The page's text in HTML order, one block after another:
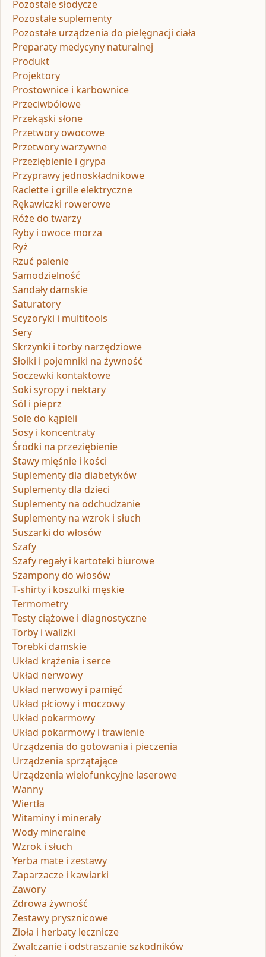
Pozostałe słodycze
Pozostałe suplementy
Pozostałe urządzenia do pielęgnacji ciała
Preparaty medycyny naturalnej
Produkt
Projektory
Prostownice i karbownice
Przeciwbólowe
Przekąski słone
Przetwory owocowe
Przetwory warzywne
Przeziębienie i grypa
Przyprawy jednoskładnikowe
Raclette i grille elektryczne
Rękawiczki rowerowe
Róże do twarzy
Ryby i owoce morza
Ryż
Rzuć palenie
Samodzielność
Sandały damskie
Saturatory
Scyzoryki i multitools
Sery
Skrzynki i torby narzędziowe
Słoiki i pojemniki na żywność
Soczewki kontaktowe
Soki syropy i nektary
Sól i pieprz
Sole do kąpieli
Sosy i koncentraty
Środki na przeziębienie
Stawy mięśnie i kości
Suplementy dla diabetyków
Suplementy dla dzieci
Suplementy na odchudzanie
Suplementy na wzrok i słuch
Suszarki do włosów
Szafy
Szafy regały i kartoteki biurowe
Szampony do włosów
T-shirty i koszulki męskie
Termometry
Testy ciążowe i diagnostyczne
Torby i walizki
Torebki damskie
Układ krążenia i serce
Układ nerwowy
Układ nerwowy i pamięć
Układ płciowy i moczowy
Układ pokarmowy
Układ pokarmowy i trawienie
Urządzenia do gotowania i pieczenia
Urządzenia sprzątające
Urządzenia wielofunkcyjne laserowe
Wanny
Wiertła
Witaminy i minerały
Wody mineralne
Wzrok i słuch
Yerba mate i zestawy
Zaparzacze i kawiarki
Zawory
Zdrowa żywność
Zestawy prysznicowe
Zioła i herbaty lecznicze
Zwalczanie i odstraszanie szkodników